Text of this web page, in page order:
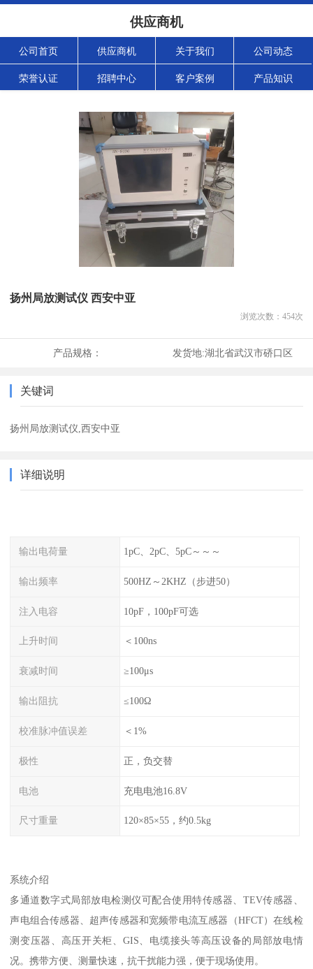
供应商机
公司首页 供应商机 关于我们 公司动态
荣誉认证 招聘中心 客户案例 产品知识
扬州局放测试仪 西安中亚
浏览次数： 454次
产品规格： 发货地:湖北省武汉市硚口区
关键词
扬州局放测试仪,西安中亚
详细说明
输出电荷量 1pC、2pC、5pC～～～
输出频率 500HZ～2KHZ（步进50）
注入电容 10pF，100pF可选
上升时间 ＜100ns
衰减时间 ≥100μs
输出阻抗 ≤100Ω
校准脉冲值误差 ＜1%
极性 正，负交替
电池 充电电池16.8V
尺寸重量 120×85×55，约0.5kg
系统介绍
多通道数字式局部放电检测仪可配合使用特传感器、TEV传感器、
声电组合传感器、超声传感器和宽频带电流互感器（HFCT）在线检
测变压器、高压开关柜、GIS、电缆接头等高压设备的局部放电情
况。携带方便、测量快速，抗干扰能力强，便于现场使用。